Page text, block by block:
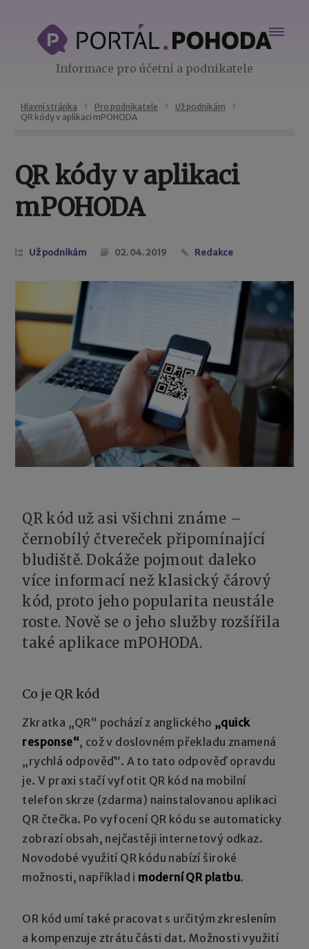
Informace pro účetní a podnikatele
Hlavní stránka Pro podnikatele
Už podnikám
QR kódy v aplikaci mPOHODA
QR kódy v aplikaci
mPOHODA
Už podnikám 02. 04. 2019 Redakce
QR kód už asi všichni známe –
černobílý čtvereček připomínající
bludiště. Dokáže pojmout daleko
více informací než klasický čárový
kód, proto jeho popularita neustále
roste. Nově se o jeho služby rozšířila
také aplikace mPOHODA.
Co je QR kód
Zkratka „QR“ pochází z anglického „quick
response“, což v doslovném překladu znamená
„rychlá odpověď“. A to tato odpověď opravdu
je. V praxi stačí vyfotit QR kód na mobilní
telefon skrze (zdarma) nainstalovanou aplikaci
QR čtečka. Po vyfocení QR kódu se automaticky
zobrazí obsah, nejčastěji internetový odkaz.
Novodobé využití QR kódu nabízí široké
možnosti, například i moderní QR platbu.
OR kód umí také pracovat s určitým zkreslením
a kompenzuje ztrátu části dat. Možnosti využití